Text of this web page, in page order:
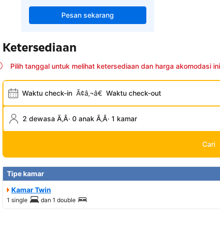
Pesan sekarang
Ketersediaan
Pilih tanggal untuk melihat ketersediaan dan harga akomodasi ini
Waktu check-in Ã¢â‚¬â€ Waktu check-out
2 dewasa Ã‚Â· 0 anak Ã‚Â· 1 kamar
Cari
Tipe kamar
Kamar Twin
1 single dan 1 double